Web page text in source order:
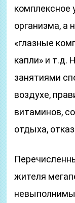
комплексное
организма, а
«глазные
капли» и т.д.
занятиями
воздухе,
витаминов,
отдыха,
жителя